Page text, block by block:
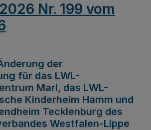
Nr. 199 vom
der
für das LWL-
Marl, das LWL-
Kinderheim Hamm und
Tecklenburg des
Westfalen-Lippe